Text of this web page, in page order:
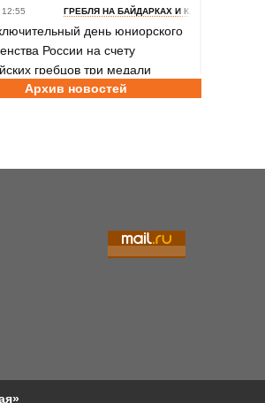
ГРЕБЛЯ НА БАЙДАРКАХ И КАНОЭ
день юниорского
России на счету
гребцов три медали
преодолели две трети
Архив новостей